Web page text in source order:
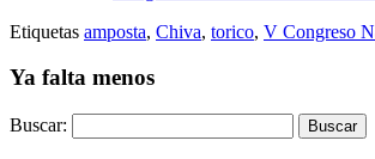
Etiquetas amposta, Chiva, torico, V Congreso
Ya falta menos
Buscar: